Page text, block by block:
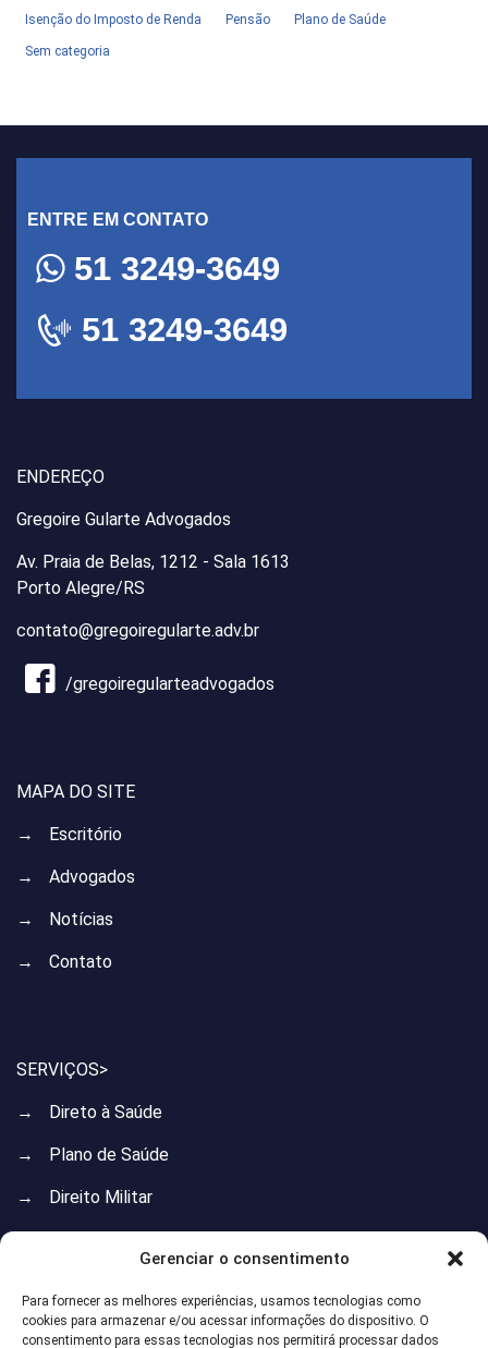
Gerenciar o consentimento
Para fornecer as melhores experiências, usamos tecnologias como
cookies para armazenar e/ou acessar informações do dispositivo. O
consentimento para essas tecnologias nos permitirá processar dados
Isenção do Imposto de Renda Pensão Plano de Saúde
Sem categoria
ENTRE EM CONTATO
51 3249-3649
51 3249-3649
ENDEREÇO
Gregoire Gularte Advogados
Av. Praia de Belas, 1212 - Sala 1613
Porto Alegre/RS
contato@gregoiregularte.adv.br
/gregoiregularteadvogados
MAPA DO SITE
→ Escritório
→ Advogados
→ Notícias
→ Contato
SERVIÇOS>
→ Direto à Saúde
→ Plano de Saúde
→ Direito Militar
→ Direito de Família